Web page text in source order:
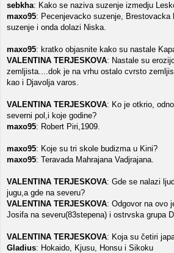
sebkha: Kako se naziva suzenje izmedju
maxo95: Pecenjevacko suzenje, Brestovacka
suzenje i onda dolazi Niska.
maxo95: kratko objasnite kako su nastale
VALENTINA TERJESKOVA: Nastale su
zemljista....dok je na vrhu ostalo cvrsto
kao i Djavolja varos.
VALENTINA TERJESKOVA: Ko je otkrio,
severni pol,i koje godine?
maxo95: Robert Piri,1909.
maxo95: Koje su tri skole budizma u Kini?
maxo95: Teravada Mahrajana Vadjrajana.
VALENTINA TERJESKOVA: Gde se nalazi
jugu,a gde na severu?
VALENTINA TERJESKOVA: Odgovor na ovo
Josifa na severu(83stepena) i ostrvska grupa
VALENTINA TERJESKOVA: Koja su četiri
Gladius: Hokaido, Kjusu, Honsu i Sikoku